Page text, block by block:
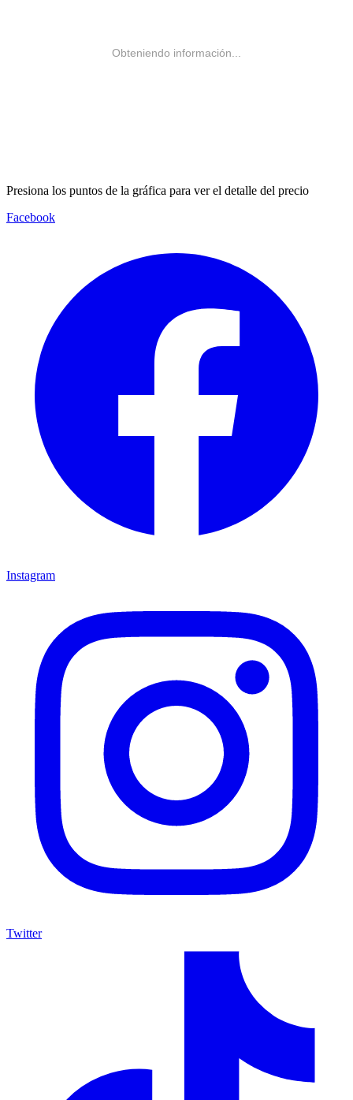
Obteniendo información...
Presiona los puntos de la gráfica para ver el detalle del precio
Facebook
Instagram
Twitter